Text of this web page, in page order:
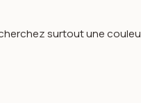
surtout une